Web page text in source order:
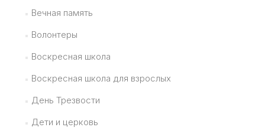
Вечная память
Волонтеры
Воскресная школа
Воскресная школа для взрослых
День Трезвости
Дети и церковь